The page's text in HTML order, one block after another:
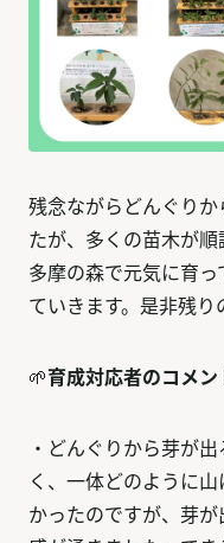
残念ながらどんぐり
たが、多くの苗木が
多摩の森で元気に育
ていきます。是非残り
🌱育成対応者のコメン
・どんぐりから芽が
く、一体どのように
かったのですが、芽